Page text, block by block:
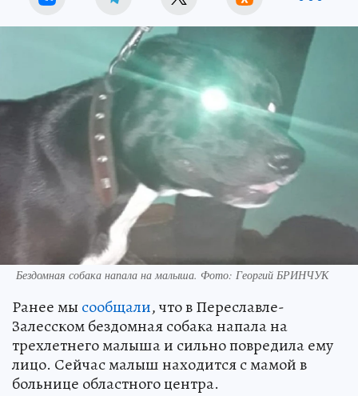
Бездомная собака напала на малыша. Фото: Георгий БРИНЧУК
Ранее мы сообщали, что в Переславле-
Залесском бездомная собака напала на
трехлетнего малыша и сильно повредила ему
лицо. Сейчас малыш находится с мамой в
больнице областного центра.